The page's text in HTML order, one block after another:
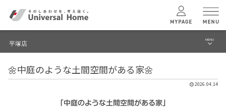
ユニバーサルホームの特長
コンセプトプラン
平塚店 MENU
ブログ
🌼中庭のような土間空間がある家🌼
2026.04.14
「中庭のような土間空間がある家」